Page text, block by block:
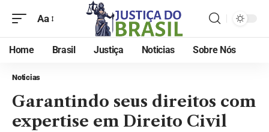
Aa
Home Brasil Justiça Noticias Sobre Nós
Noticias
Garantindo seus direitos com
expertise em Direito Civil